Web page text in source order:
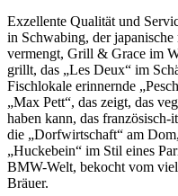
Exzellente Qualität und
in Schwabing, der
vermengt, Grill & Grace im
grillt, das „Les Deux“ im
Fischlokale erinnernde
„Max Pett“, das zeigt, das
haben kann, das französisch-
die „Dorfwirtschaft“ am
„Huckebein“ im Stil eines
BMW-Welt, bekocht vom
Bräuer.